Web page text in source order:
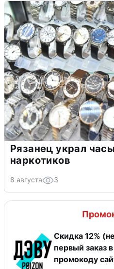
Рязанец украл
наркотиков
8 августа 3
Скидка 12%
первый заказ
промокоду